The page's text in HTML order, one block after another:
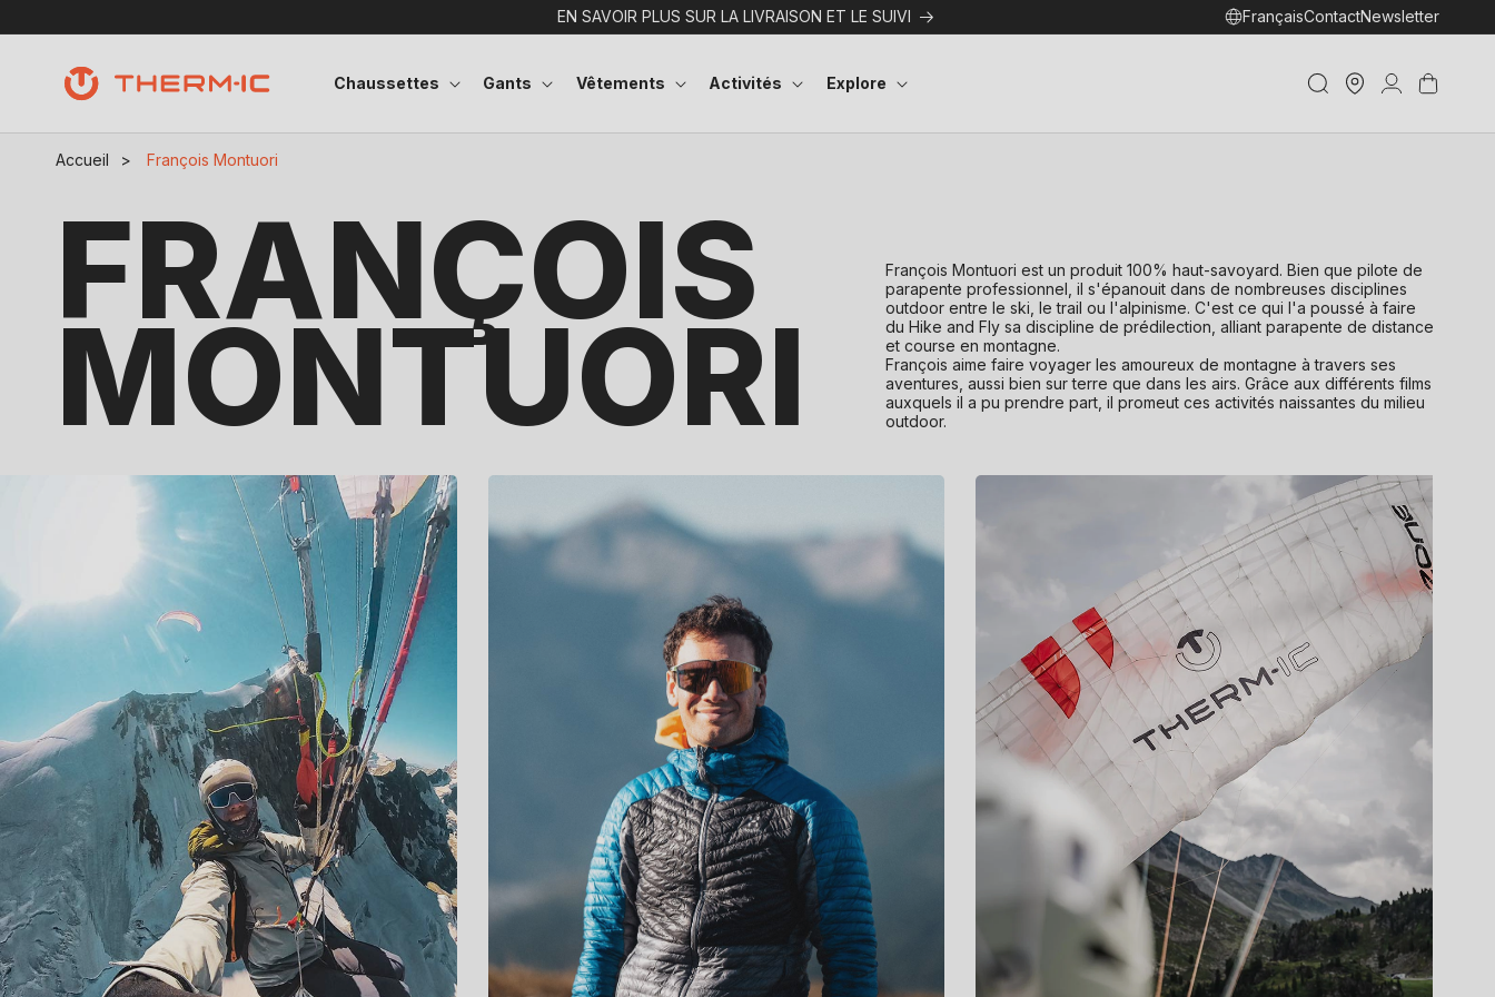
EN SAVOIR PLUS SUR LA LIVRAISON ET LE SUIVI FrançaisContactNewsletter
Chaussettes Gants Vêtements Activités Explore
Trouver
un shop
Connexion
Panier
Accueil > François Montuori
FRANÇOIS
MONTUORI
François Montuori est un produit 100% haut-savoyard. Bien que pilote de
parapente professionnel, il s'épanouit dans de nombreuses disciplines
outdoor entre le ski, le trail ou l'alpinisme. C'est ce qui l'a poussé à faire
du Hike and Fly sa discipline de prédilection, alliant parapente de distance
et course en montagne.
François aime faire voyager les amoureux de montagne à travers ses
aventures, aussi bien sur terre que dans les airs. Grâce aux différents films
auxquels il a pu prendre part, il promeut ces activités naissantes du milieu
outdoor.